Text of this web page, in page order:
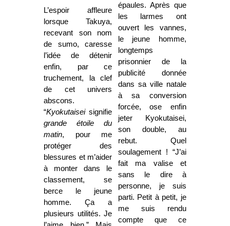
L’espoir affleure
lorsque Takuya,
recevant son nom
de sumo, caresse
l’idée de détenir
enfin, par ce
truchement, la clef
de cet univers
abscons.
“Kyokutaiseisignifie
grande étoile du
matin, pour me
protéger des
blessures et m’aider
à monter dans le
classement, se
berce le jeune
homme. Ça a
plusieurs utilités. Je
épaules. Après que
les larmes ont
ouvert les vannes,
le jeune homme,
longtemps
prisonnier de la
publicité donnée
dans sa ville natale
à sa conversion
forcée, ose enfin
jeter Kyokutaisei,
son double, au
rebut. Quel
soulagement ! “J’ai
fait ma valise et
sans le dire à
personne, je suis
parti. Petit à petit, je
me suis rendu
compte que ce